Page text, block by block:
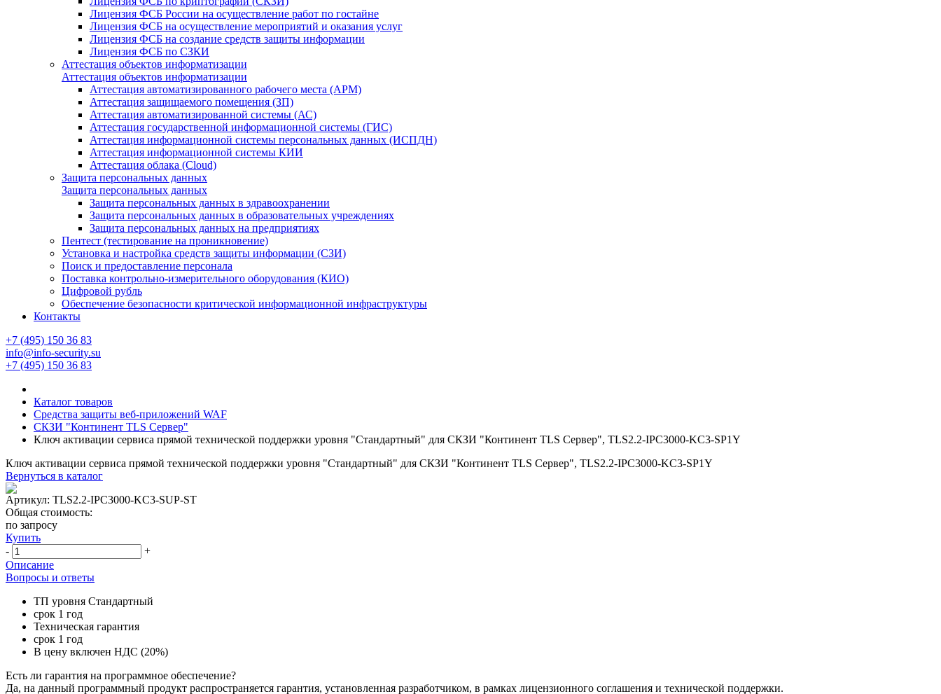
Лицензия ФСБ России на осуществление работ по гостайне
Лицензия ФСБ на осуществление мероприятий и оказания услуг
Лицензия ФСБ на создание средств защиты информации
Лицензия ФСБ по СЗКИ
Аттестация объектов информатизации
Аттестация объектов информатизации
Аттестация автоматизированного рабочего места (АРМ)
Аттестация защищаемого помещения (ЗП)
Аттестация автоматизированной системы (АС)
Аттестация государственной информационной системы (ГИС)
Аттестация информационной системы персональных данных (ИСПДН)
Аттестация информационной системы КИИ
Аттестация облака (Cloud)
Защита персональных данных
Защита персональных данных
Защита персональных данных в здравоохранении
Защита персональных данных в образовательных учреждениях
Защита персональных данных на предприятиях
Пентест (тестирование на проникновение)
Установка и настройка средств защиты информации (СЗИ)
Поиск и предоставление персонала
Поставка контрольно-измерительного оборудования (КИО)
Цифровой рубль
Обеспечение безопасности критической информационной инфраструктуры
Контакты
+7 (495) 150 36 83
info@info-security.su
+7 (495) 150 36 83
Каталог товаров
Средства защиты веб-приложений WAF
СКЗИ "Континент TLS Сервер"
Ключ активации сервиса прямой технической поддержки уровня "Стандартный" для СКЗИ "Континент TLS Сервер", TLS2.2-IPC3000-KC3-SP1Y
Ключ активации сервиса прямой технической поддержки уровня "Стандартный" для СКЗИ "Континент TLS Сервер", TLS2.2-IPC3000-KC3-SP1Y
Вернуться в каталог
Артикул: TLS2.2-IPC3000-KC3-SUP-ST
Общая стоимость:
по запросу
Купить
-
+
Описание
Вопросы и ответы
ТП уровня Стандартный
срок 1 год
Техническая гарантия
срок 1 год
В цену включен НДС (20%)
Есть ли гарантия на программное обеспечение?
Да, на данный программный продукт распространяется гарантия, установленная разработчиком, в рамках лицензионного соглашения и технической поддержки.